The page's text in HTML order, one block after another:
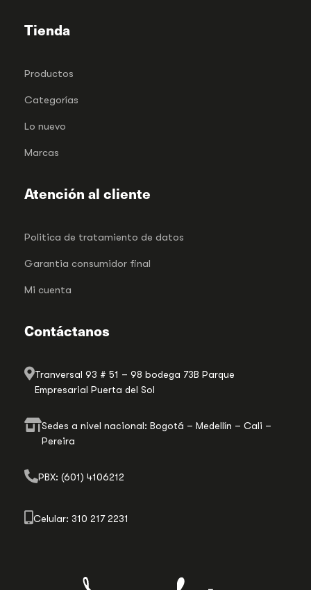
Tienda
Productos
Categorías
Lo nuevo
Marcas
Atención al cliente
Politica de tratamiento de datos
Garantia consumidor final
Mi cuenta
Contáctanos
Tranversal 93 # 51 – 98 bodega 73B Parque
Empresarial Puerta del Sol
Sedes a nivel nacional: Bogotá – Medellín – Cali –
Pereira
PBX: (601) 4106212
Celular: 310 217 2231